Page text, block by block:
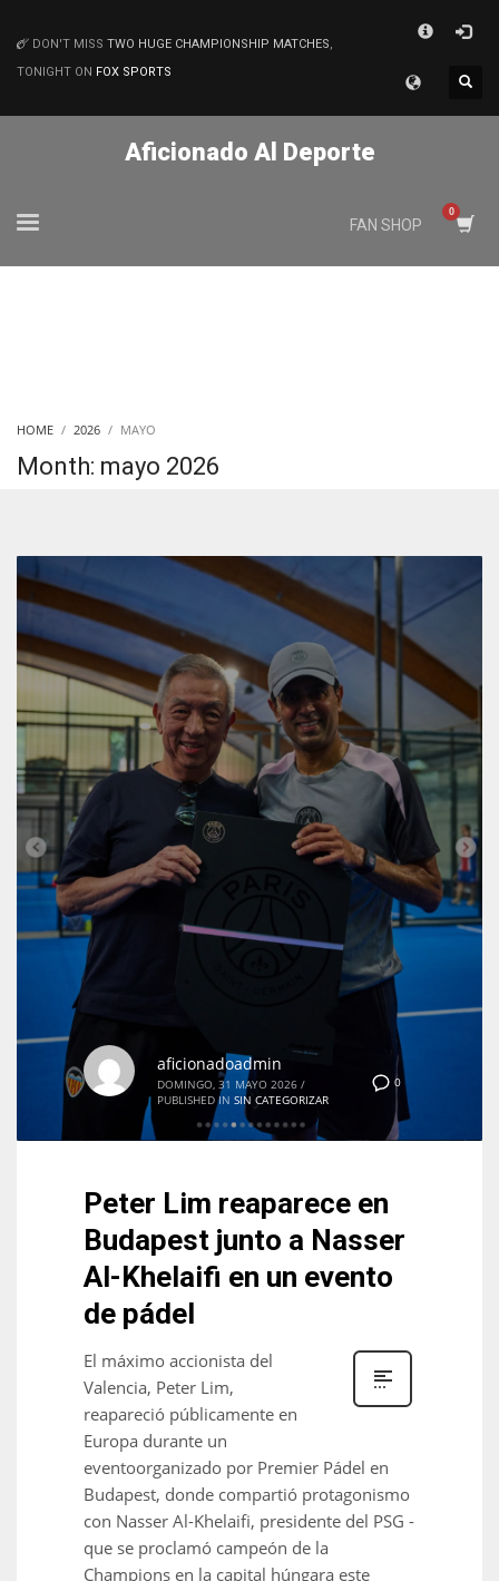
MATCHES
NYJ
3
DEN
DON'T MISS TWO HUGE CHAMPIONSHIP MATCHES,
TONIGHT ON FOX SPORTS
Aficionado Al Deporte
FAN SHOP
HOME 2026 MAYO
Month: mayo 2026
0
aficionadoadmin
DOMINGO, 31 MAYO 2026 /
PUBLISHED IN SIN CATEGORIZAR
Peter Lim reaparece en
Budapest junto a Nasser
Al-Khelaifi en un evento
de pádel
El máximo accionista del
Valencia, Peter Lim,
reapareció públicamente en
Europa durante un
eventoorganizado por Premier Pádel en
Budapest, donde compartió protagonismo
con Nasser Al-Khelaifi, presidente del PSG -
que se proclamó campeón de la
Champions en la capital húngara este